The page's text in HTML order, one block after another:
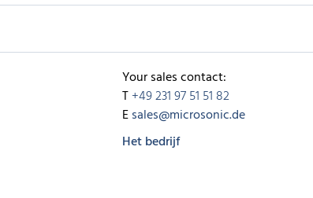
Your sales contact:
T+49 231 97 51 51 82
Esales@microsonic.de
Het bedrijf